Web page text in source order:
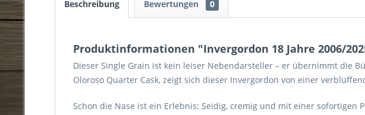
Beschreibung Bewertungen 0
Produktinformationen "Invergordon 18 Jahre 2006/
Dieser Single Grain ist kein leiser Nebendarsteller – er übernimmt die
Oloroso Quarter Cask, zeigt sich dieser Invergordon von einer
Schon die Nase ist ein Erlebnis: Seidig, cremig und mit einer sofortigen